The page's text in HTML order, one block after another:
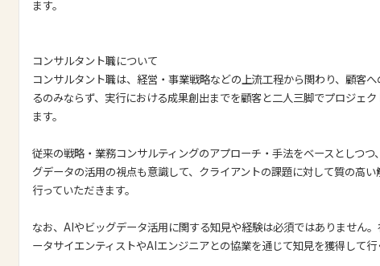
ます。
コンサルタント職について
コンサルタント職は、経営・事業戦略などの上流工程から関わり、顧客
るのみならず、実行における成果創出までを顧客と二人三脚でプロジェ
ます。
従来の戦略・業務コンサルティングのアプローチ・手法をベースとしつ
グデータの活用の視点も意識して、クライアントの課題に対して質の高
行っていただきます。
なお、AIやビッグデータ活用に関する知見や経験は必須ではありません
ータサイエンティストやAIエンジニアとの協業を通じて知見を獲得して行